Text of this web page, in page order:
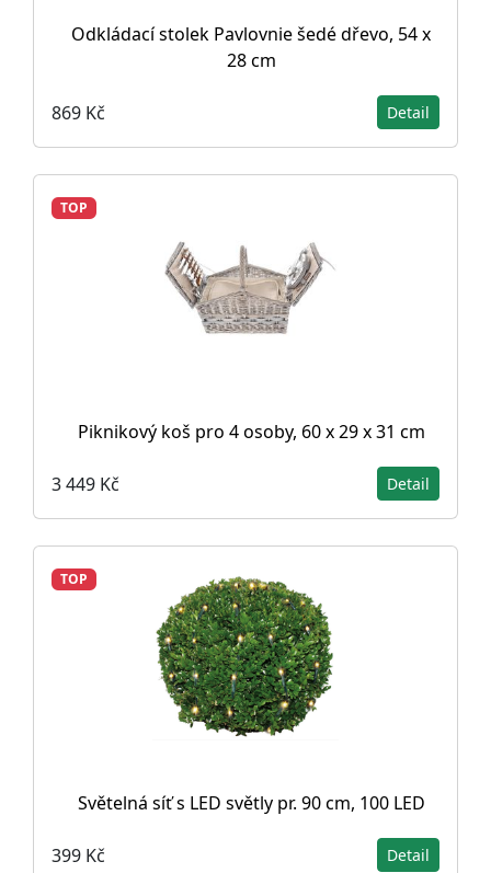
Odkládací stolek Pavlovnie šedé dřevo, 54 x
28 cm
869 Kč Detail
TOP
Piknikový koš pro 4 osoby, 60 x 29 x 31 cm
3 449 Kč Detail
TOP
Světelná síť s LED světly pr. 90 cm, 100 LED
399 Kč Detail